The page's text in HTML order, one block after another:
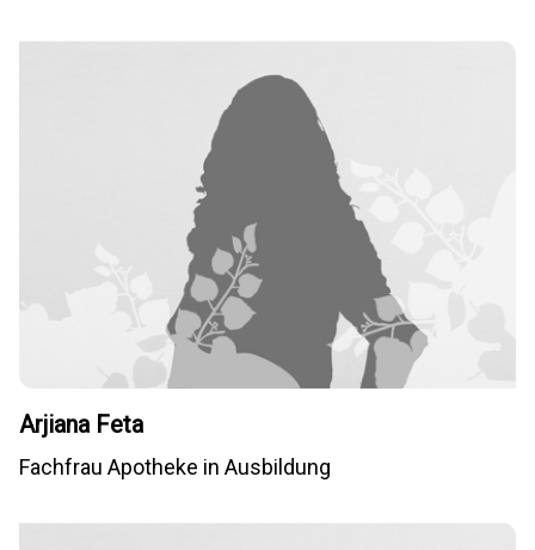
Arjiana Feta
Fachfrau Apotheke in Ausbildung